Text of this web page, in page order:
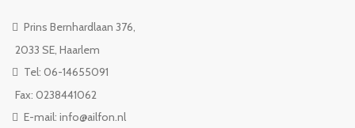
Prins Bernhardlaan 376,
2033 SE, Haarlem
Tel: 06-14655091
Fax: 0238441062
E-mail: info@ailfon.nl